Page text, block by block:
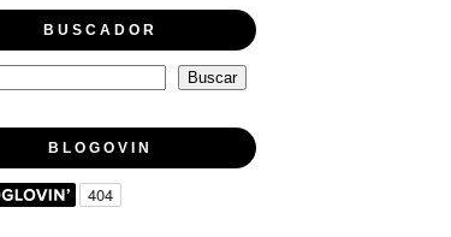
BUSCADOR
BLOGOVIN